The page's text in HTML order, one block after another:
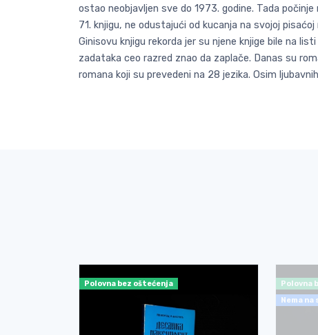
ostao neobjavljen sve do 1973. godine. Tada
71. knjigu, ne odustajući od kucanja na svojoj
Ginisovu knjigu rekorda jer su njene knjige bile na
zadataka ceo razred znao da zaplače. Danas su
romana koji su prevedeni na 28 jezika. Osim
Polovna bez oštećenja
Polovna
Nema